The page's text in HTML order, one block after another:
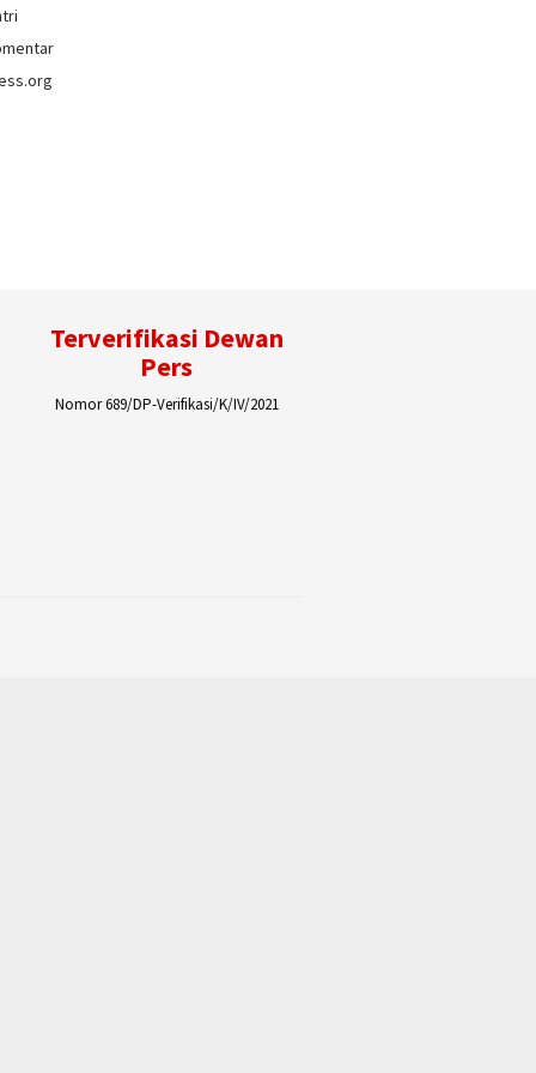
Terverifikasi Dewan
Pers
Nomor 689/DP-Verifikasi/K/IV/2021